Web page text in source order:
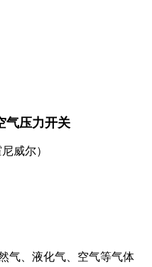
气压力开关
威尔）
气、液化气、空气等气体